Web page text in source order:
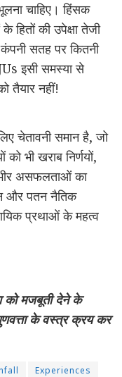
चाहिए। हिंसक
हितों की उपेक्षा तेजी
सतह पर कितनी
इसी समस्या से
तैयार नहीं!
चेतावनी समान है, जो
भी खराब निर्णयों,
असफलताओं का
और पतन नैतिक
प्रथाओं के महत्व
को मजबूती देने के
के वस्त्र क्रय कर
Experiences